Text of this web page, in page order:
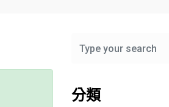
分類